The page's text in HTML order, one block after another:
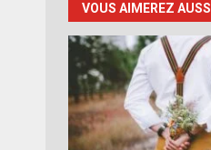
VOUS AIMEREZ AUSSI